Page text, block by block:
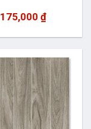
175,000 ₫